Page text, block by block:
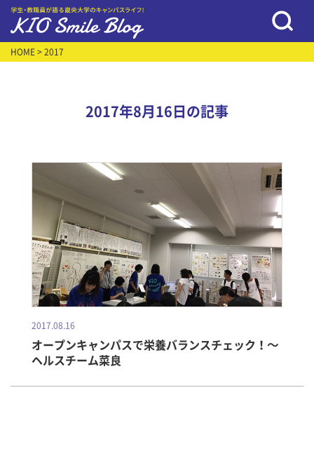
HOME > 2017
2017年8月16日の記事
2017.08.16
オープンキャンパスで栄養バランスチェック！～
ヘルスチーム菜良